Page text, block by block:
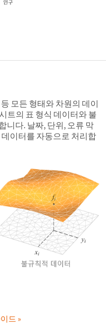
모든 형태와 차원의 데이
트의 표 형식 데이터와 불
니다. 날짜, 단위, 오류 막
이터를 자동으로 처리합
드